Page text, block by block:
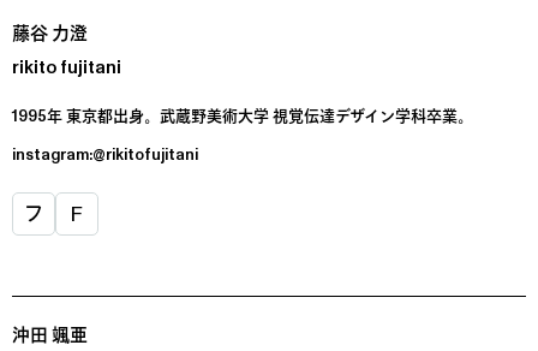
藤谷 力澄
rikito fujitani
1995年 東京都出身。武蔵野美術大学 視覚伝達デザイン学科卒業。
instagram:@rikitofujitani
フ F
沖田 颯亜